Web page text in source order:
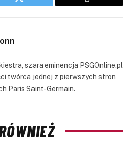
Twitter
Copy
szara eminencja PSGOnline.pl
twórca jednej z pierwszych stron
Paris Saint-Germain.